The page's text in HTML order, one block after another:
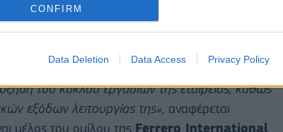
CONFIRM
Data Deletion Data Access Privacy Policy
σεις σημειώνεται πως η γενικότερη
προοπτικών ανάπτυξης για τα επόμεναχρόνια,
λαμβάνοντας υπόψη και τις ιδιαίτερες
του κύκλου εργασιώντης εταιρείας, καθώς
εξόδων λειτουργίας της», αναφέρεται
μέλος του ομίλου της Ferrero International